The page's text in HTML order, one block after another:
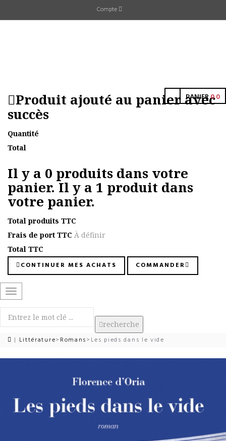
Compte
PANIER00
Produit ajouté au panier avec
succès
Quantité
Total
Il y a 0 produits dans votre
panier.Il y a 1 produit dans
votre panier.
Total produits TTC
Frais de port TTC À définir
Total TTC
CONTINUER MES ACHATS COMMANDER
Basculer
la
navigation
recherche
| Littérature> Romans> Les pieds dans le vide